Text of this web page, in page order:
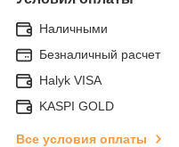
Наличными
Безналичный расчет
Halyk VISA
KASPI GOLD
Все условия оплаты